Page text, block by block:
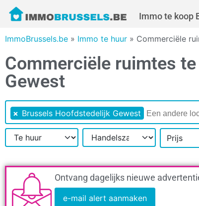
Immo te koop
ImmoBrussels.be » Immo te huur » Commerciële
Commerciële ruimtes
Gewest
× Brussels Hoofdstedelijk Gewest
Prijs
Ontvang dagelijks nieuwe
e-mail alert aanmaken